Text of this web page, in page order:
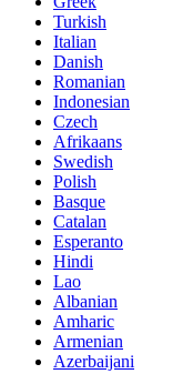
Turkish
Italian
Danish
Romanian
Indonesian
Czech
Afrikaans
Swedish
Polish
Basque
Catalan
Esperanto
Hindi
Lao
Albanian
Amharic
Armenian
Azerbaijani